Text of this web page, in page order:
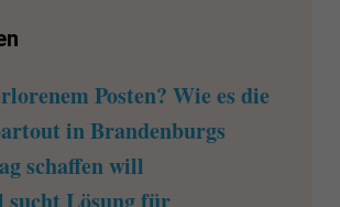
Posten? Wie es die
in Brandenburgs
schaffen will